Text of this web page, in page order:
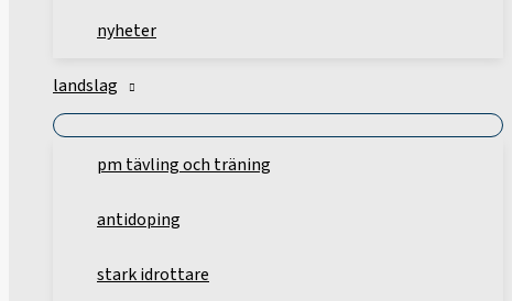
nyheter
landslag
pm tävling och träning
antidoping
stark idrottare